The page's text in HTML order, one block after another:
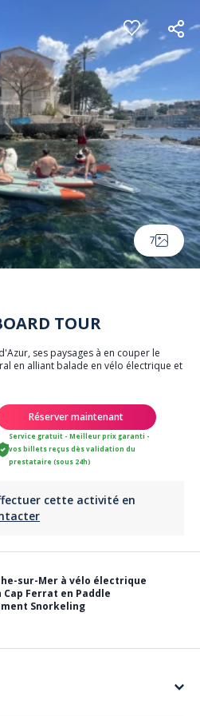
7
TOUR
ses paysages à en couper le
en alliant balade en vélo électrique et
Réserver maintenant
Service gratuit - Meilleur prix garanti -
vos billets reçus dès validation du
prestataire (sous 24h)
cette activité en
sur-Mer à vélo électrique
Ferrat en Paddle
Snorkeling